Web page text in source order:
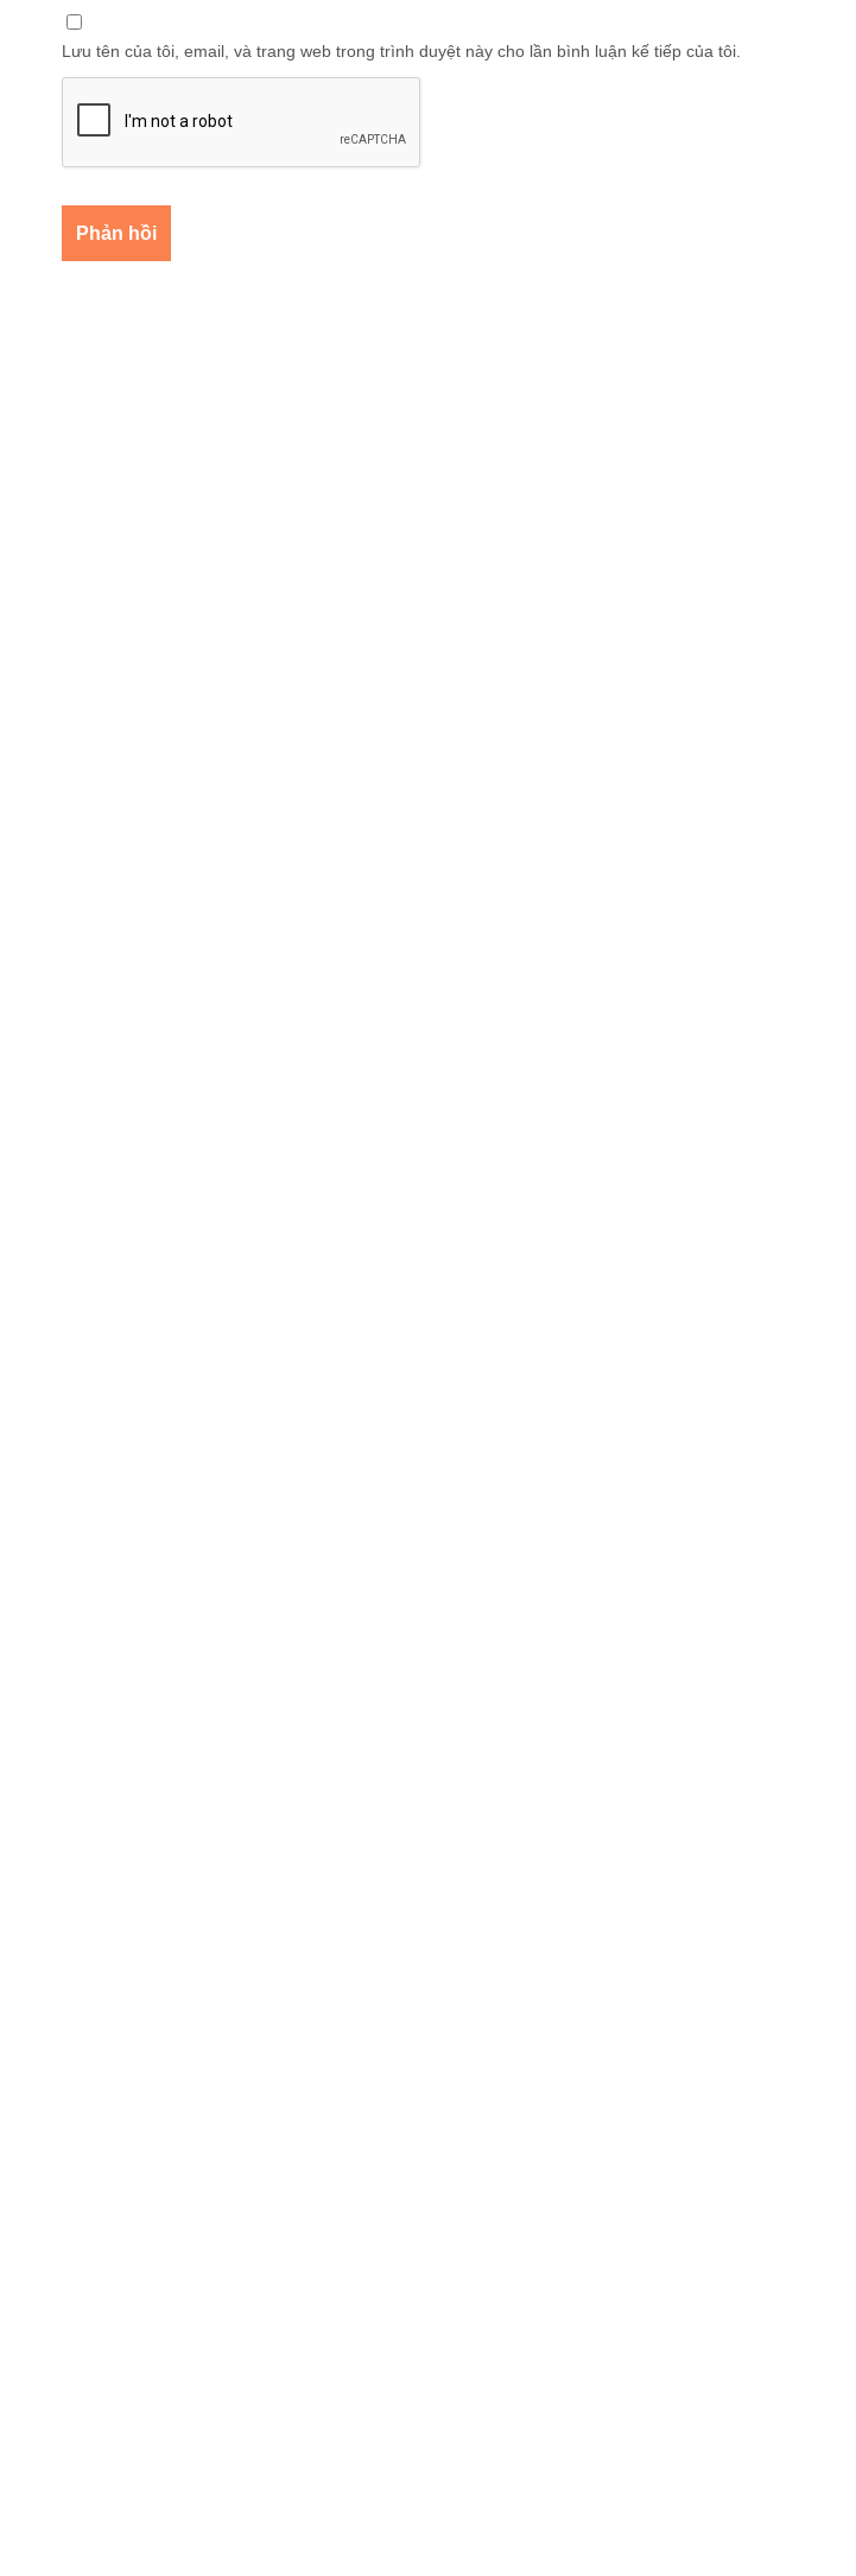
Lưu tên của tôi, email, và trang web trong trình duyệt này cho lần bình luận kế tiếp của tôi.